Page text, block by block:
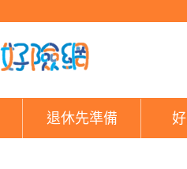
台大社會系教授
退休先準備